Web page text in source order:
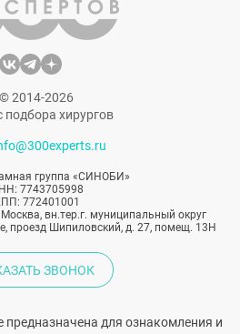
© 2014-2026
подбора хирургов
группа «СИНОБИ»
7743705998
772401001
вн.тер.г. муниципальный округ
проезд Шипиловский, д. 27, помещ. 13Н
ЗВОНОК
предназначена для ознакомления и